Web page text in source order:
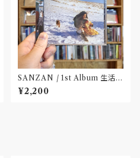
SANZAN / 1st Album 生活の
名残(CD)〝静岡県三島市〟
¥2,200